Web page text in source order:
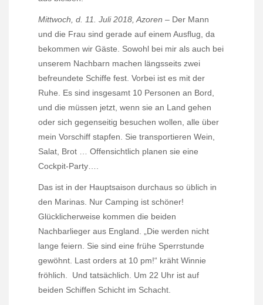
Mittwoch, d. 11. Juli 2018, Azoren – Der Mann
und die Frau sind gerade auf einem Ausflug, da
bekommen wir Gäste. Sowohl bei mir als auch bei
unserem Nachbarn machen längsseits zwei
befreundete Schiffe fest. Vorbei ist es mit der
Ruhe. Es sind insgesamt 10 Personen an Bord,
und die müssen jetzt, wenn sie an Land gehen
oder sich gegenseitig besuchen wollen, alle über
mein Vorschiff stapfen. Sie transportieren Wein,
Salat, Brot … Offensichtlich planen sie eine
Cockpit-Party….
Das ist in der Hauptsaison durchaus so üblich in
den Marinas. Nur Camping ist schöner!
Glücklicherweise kommen die beiden
Nachbarlieger aus England. „Die werden nicht
lange feiern. Sie sind eine frühe Sperrstunde
gewöhnt. Last orders at 10 pm!“ kräht Winnie
fröhlich.
Und tatsächlich. Um 22 Uhr ist auf
beiden Schiffen Schicht im Schacht.